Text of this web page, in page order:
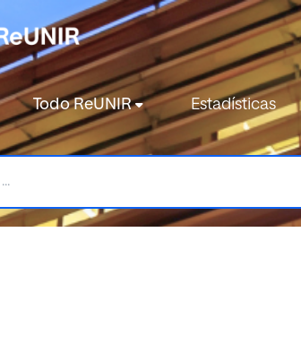
Todo ReUNIR Estadísticas